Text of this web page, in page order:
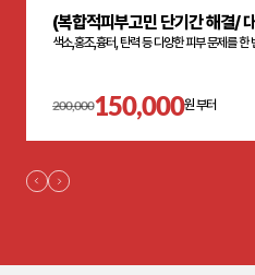
(복합적피부고민 단기간 해결/
색소,홍조,흉터, 탄력 등 다양한 피부 문제를 한
200,000150,000원 부터